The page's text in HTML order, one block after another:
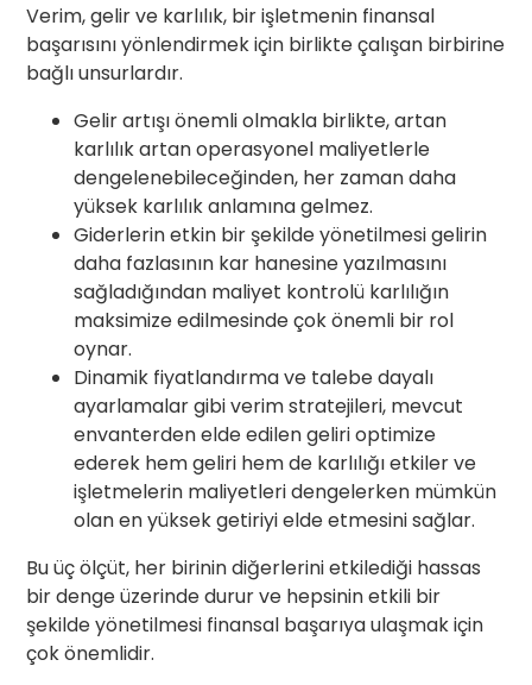
Verim, gelir ve karlılık, bir işletmenin finansal
başarısını yönlendirmek için birlikte çalışan birbirine
bağlı unsurlardır.
Gelir artışı önemli olmakla birlikte, artan
karlılık artan operasyonel maliyetlerle
dengelenebileceğinden, her zaman daha
yüksek karlılık anlamına gelmez.
Giderlerin etkin bir şekilde yönetilmesi gelirin
daha fazlasının kar hanesine yazılmasını
sağladığından maliyet kontrolü karlılığın
maksimize edilmesinde çok önemli bir rol
oynar.
Dinamik fiyatlandırma ve talebe dayalı
ayarlamalar gibi verim stratejileri, mevcut
envanterden elde edilen geliri optimize
ederek hem geliri hem de karlılığı etkiler ve
işletmelerin maliyetleri dengelerken mümkün
olan en yüksek getiriyi elde etmesini sağlar.
Bu üç ölçüt, her birinin diğerlerini etkilediği hassas
bir denge üzerinde durur ve hepsinin etkili bir
şekilde yönetilmesi finansal başarıya ulaşmak için
çok önemlidir.